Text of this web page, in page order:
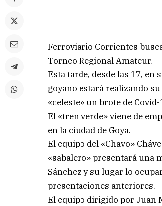
Ferroviario Corrientes
Torneo Regional Amateur.
Esta tarde, desde las 17, en
goyano estará realizando
«celeste» un brote de Covid-
El «tren verde» viene de
en la ciudad de Goya.
El equipo del «Chavo»
«sabalero» presentará una
Sánchez y su lugar lo
presentaciones anteriores.
El equipo dirigido por Juan